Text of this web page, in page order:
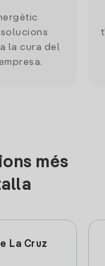
la cura del
més
La Cruz